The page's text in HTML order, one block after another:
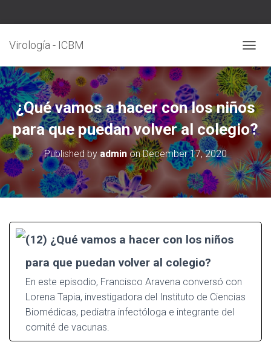
Virología - ICBM
O
G
L
E
N
A
I
G
A
¿Qué vamos a hacer con los niños
para que puedan volver al colegio?
Published byadminonDecember 17, 2020
(12) ¿Qué vamos a hacer con los niños
para que puedan volver al colegio?
En este episodio, Francisco Aravena conversó con
Lorena Tapia, investigadora del Instituto de Ciencias
Biomédicas, pediatra infectóloga e integrante del
comité de vacunas.